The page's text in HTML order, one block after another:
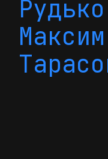
Рудько